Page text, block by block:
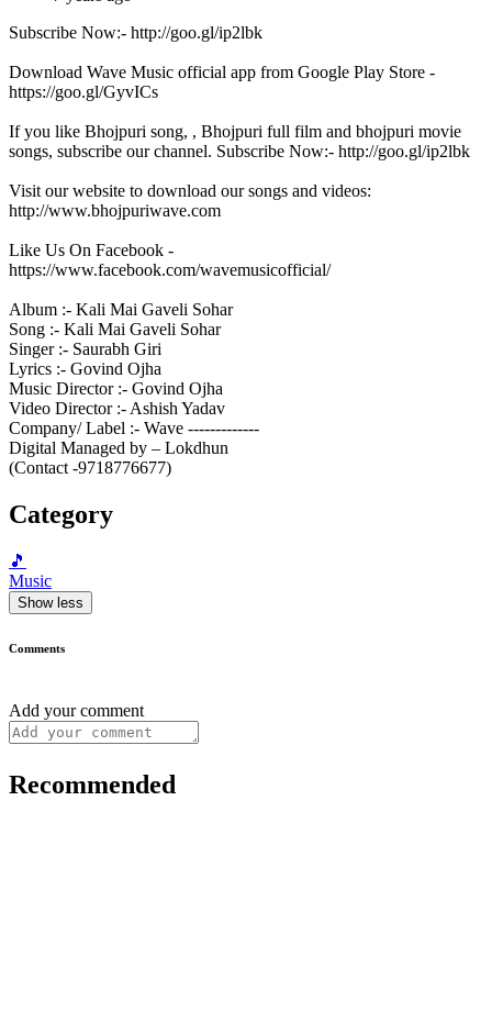
Subscribe Now:- http://goo.gl/ip2lbk
Download Wave Music official app from Google Play Store -
https://goo.gl/GyvICs
If you like Bhojpuri song, , Bhojpuri full film and bhojpuri movie
songs, subscribe our channel. Subscribe Now:- http://goo.gl/ip2lbk
Visit our website to download our songs and videos:
http://www.bhojpuriwave.com
Like Us On Facebook -
https://www.facebook.com/wavemusicofficial/
Album :- Kali Mai Gaveli Sohar
Song :- Kali Mai Gaveli Sohar
Singer :- Saurabh Giri
Lyrics :- Govind Ojha
Music Director :- Govind Ojha
Video Director :- Ashish Yadav
Company/ Label :- Wave -------------
Digital Managed by – Lokdhun
(Contact -9718776677)
Category
🎵
Music
Show less
Comments
Add your comment
Recommended